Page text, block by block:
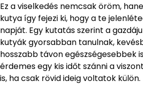
Ez a viselkedés nemcsak öröm,
kutya így fejezi ki, hogy a te
napját. Egy kutatás szerint a
kutyák gyorsabban tanulnak,
hosszabb távon egészségesebbek
érdemes egy kis időt szánni a
is, ha csak rövid ideig voltatok külön.